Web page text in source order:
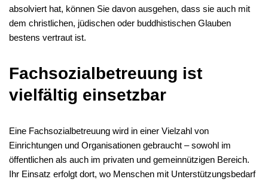
absolviert hat, können Sie davon ausgehen, dass sie auch mit
dem christlichen, jüdischen oder buddhistischen Glauben
bestens vertraut ist.
Fachsozialbetreuung ist
vielfältig einsetzbar
Eine Fachsozialbetreuung wird in einer Vielzahl von
Einrichtungen und Organisationen gebraucht – sowohl im
öffentlichen als auch im privaten und gemeinnützigen Bereich.
Ihr Einsatz erfolgt dort, wo Menschen mit Unterstützungsbedarf